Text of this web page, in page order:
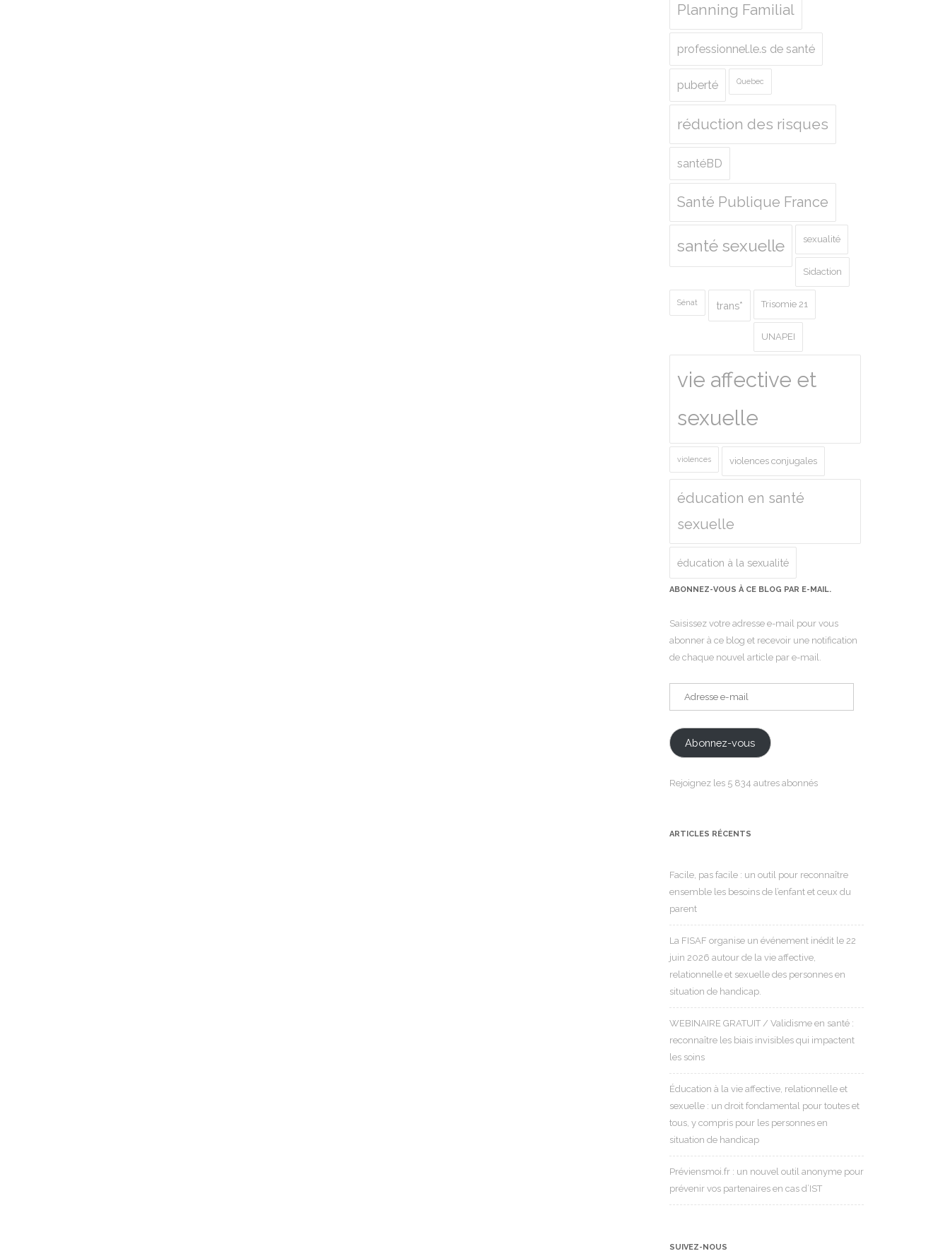
Planning Familial
professionnel.le.s de santé
puberté Quebec
réduction des risques
santéBD
Santé Publique France
santé sexuelle sexualité
Sidaction
Sénat trans* Trisomie 21
UNAPEI
vie affective et
sexuelle
violences violences conjugales
éducation en santé
sexuelle
éducation à la sexualité
ABONNEZ-VOUS À CE BLOG PAR E-MAIL.
Saisissez votre adresse e-mail pour vous
abonner à ce blog et recevoir une notification
de chaque nouvel article par e-mail.
Adresse
e-
Abonnez-vous
Rejoignez les 5 834 autres abonnés
ARTICLES RÉCENTS
Facile, pas facile : un outil pour reconnaître
ensemble les besoins de l’enfant et ceux du
parent
La FISAF organise un événement inédit le 22
juin 2026 autour de la vie affective,
relationnelle et sexuelle des personnes en
situation de handicap.
WEBINAIRE GRATUIT / Validisme en santé :
reconnaître les biais invisibles qui impactent
les soins
Éducation à la vie affective, relationnelle et
sexuelle : un droit fondamental pour toutes et
tous, y compris pour les personnes en
situation de handicap
Préviensmoi.fr : un nouvel outil anonyme pour
prévenir vos partenaires en cas d’IST
SUIVEZ-NOUS